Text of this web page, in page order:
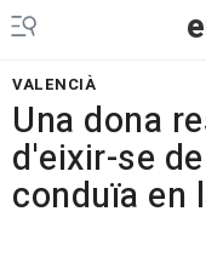
VALENCIÀ
Una dona
d'eixir-se
conduïa en